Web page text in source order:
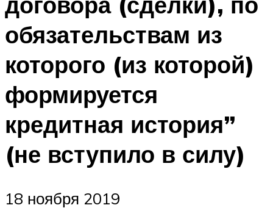
обязательствам из
которого (из которой)
формируется
кредитная история”
(не вступило в силу)
18 ноября 2019